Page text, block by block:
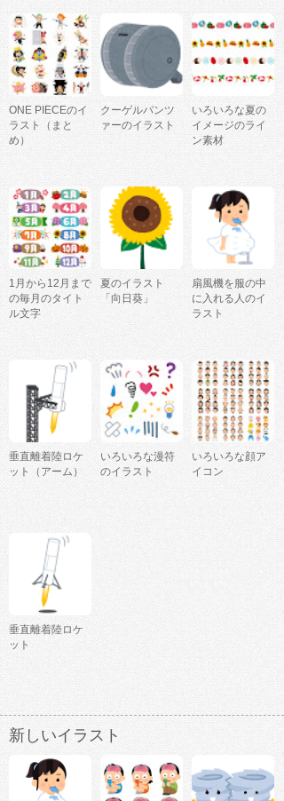
ONE PIECEのイ
ラスト（まと
め）
クーゲルパンツ
ァーのイラスト
いろいろな夏の
イメージのライ
ン素材
1月から12月まで
の毎月のタイト
ル文字
夏のイラスト
「向日葵」
扇風機を服の中
に入れる人のイ
ラスト
垂直離着陸ロケ
ット（アーム）
いろいろな漫符
のイラスト
いろいろな顔ア
イコン
垂直離着陸ロケ
ット
新しいイラスト